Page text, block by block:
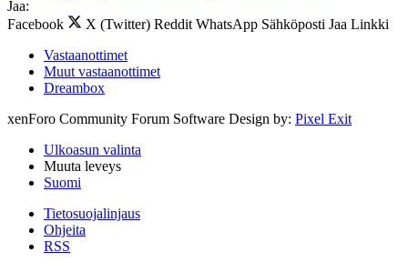
Jaa:
Facebook
X (Twitter) Reddit WhatsApp Sähköposti Jaa Linkki
Vastaanottimet
Muut vastaanottimet
Dreambox
xenForo Community Forum Software Design by: Pixel Exit
Ulkoasun valinta
Muuta leveys
Suomi
Tietosuojalinjaus
Ohjeita
RSS